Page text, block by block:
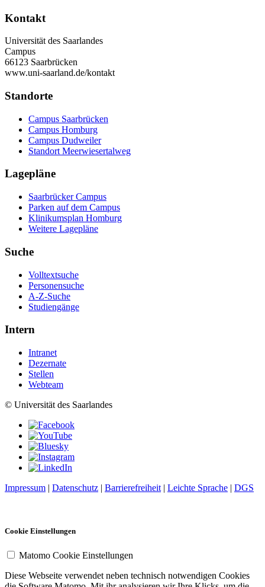
Kontakt
Universität des Saarlandes
Campus
66123 Saarbrücken
www.uni-saarland.de/kontakt
Standorte
Campus Saarbrücken
Campus Homburg
Campus Dudweiler
Standort Meerwiesertalweg
Lagepläne
Saarbrücker Campus
Parken auf dem Campus
Klinikumsplan Homburg
Weitere Lagepläne
Suche
Volltextsuche
Personensuche
A-Z-Suche
Studiengänge
Intern
Intranet
Dezernate
Stellen
Webteam
© Universität des Saarlandes
Impressum | Datenschutz | Barrierefreiheit | Leichte Sprache | DGS
Cookie Einstellungen
Matomo Cookie Einstellungen
Diese Webseite verwendet neben technisch notwendigen Cookies